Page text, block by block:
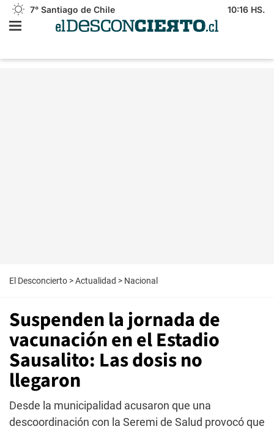
7° Santiago de Chile 10:16 HS.
El Desconcierto >Actualidad > Nacional
Suspenden la jornada de
vacunación en el Estadio
Sausalito: Las dosis no
llegaron
Desde la municipalidad acusaron que una
descoordinación con la Seremi de Salud provocó que